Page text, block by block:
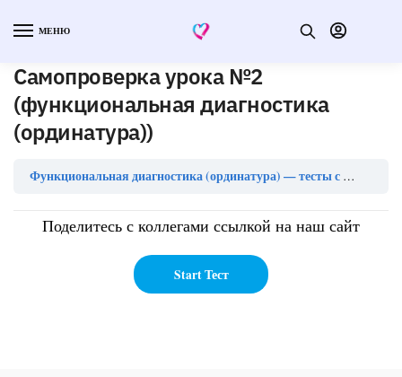
МЕНЮ
Самопроверка урока №2
(функциональная диагностика
(ординатура))
Функциональная диагностика (ординатура) — тесты с ответами
Поделитесь с коллегами ссылкой на наш сайт